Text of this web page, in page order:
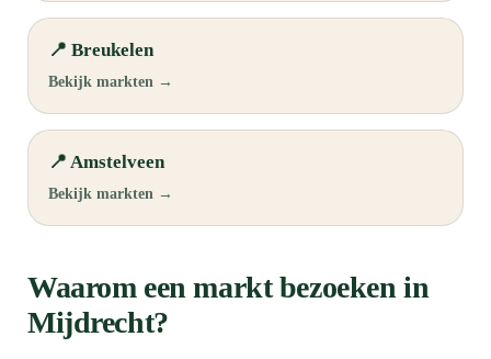
📍 Breukelen
Bekijk markten →
📍 Amstelveen
Bekijk markten →
Waarom een markt bezoeken in
Mijdrecht?